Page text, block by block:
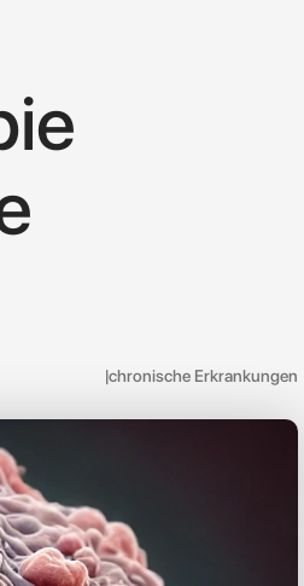
|chronische Erkrankungen